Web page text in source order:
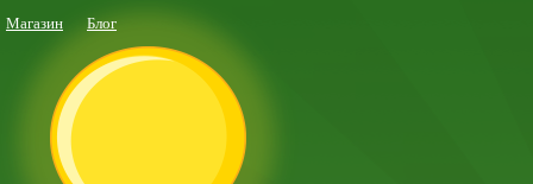
Магазин Блог